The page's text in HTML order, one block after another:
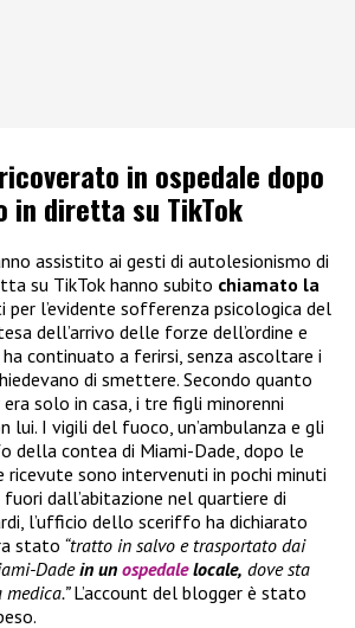
in ospedale dopo
in diretta su TikTok
assistito ai gesti di autolesionismo di
su TikTok hanno subito chiamato la
per l’evidente sofferenza psicologica del
dell’arrivo delle forze dell’ordine e
continuato a ferirsi, senza ascoltare i
di smettere. Secondo quanto
solo in casa, i tre figli minorenni
lui. I vigili del fuoco, un’ambulanza e gli
della contea di Miami-Dade, dopo le
ricevute sono intervenuti in pochi minuti
dall’abitazione nel quartiere di
l’ufficio dello sceriffo ha dichiarato
stato “tratto in salvo e trasportato dai
Dadein un ospedalelocale, dove sta
L’account del blogger è stato